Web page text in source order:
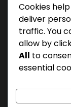
Ante Rebić:
Isiklikud
Ivan
Meeskonna
Zvonimir
Dejan
Cookies
deliver
traffic. You
allow by
All to
essential